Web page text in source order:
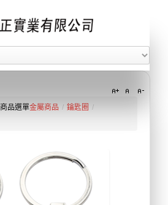
商品選單金屬商品 / 鑰匙圈 /